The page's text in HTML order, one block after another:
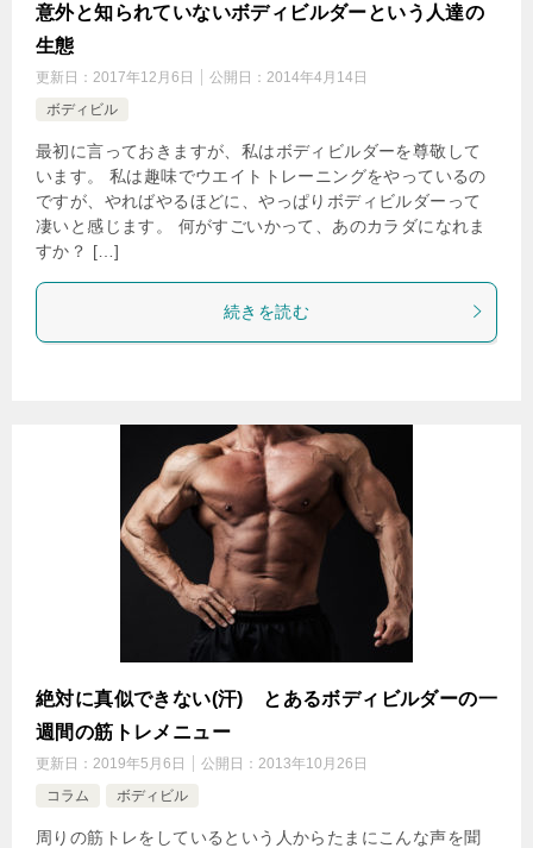
意外と知られていないボディビルダーという人達の
生態
更新日： 2017年12月6日 公開日： 2014年4月14日
ボディビル
最初に言っておきますが、私はボディビルダーを尊敬して
います。 私は趣味でウエイトトレーニングをやっているの
ですが、やればやるほどに、やっぱりボディビルダーって
凄いと感じます。 何がすごいかって、あのカラダになれま
すか？ […]
続きを読む
絶対に真似できない(汗) とあるボディビルダーの一
週間の筋トレメニュー
更新日： 2019年5月6日 公開日： 2013年10月26日
コラム
ボディビル
周りの筋トレをしているという人からたまにこんな声を聞